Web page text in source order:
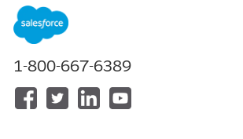
Disponible en: Lightning Experience
Disponible en: Ediciones
Agentforce 1o Einstein 1
1-800-667-6389